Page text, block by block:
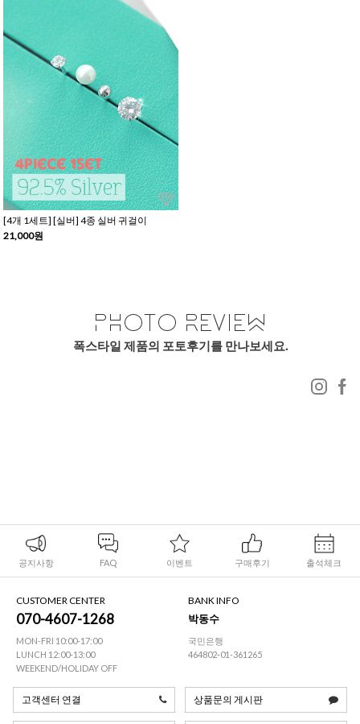
[4개 1세트] [실버] 4종 실버 귀걸이
21,000원
폭스타일 제품의 포토후기를 만나보세요.
공지사항 FAQ 이벤트 구매후기 출석체크
CUSTOMER CENTER
070-4607-1268
MON-FRI 10:00-17:00
LUNCH 12:00-13:00
WEEKEND/HOLIDAY OFF
BANK INFO
박동수
국민은행
464802-01-361265
고객센터 연결 상품문의 게시판